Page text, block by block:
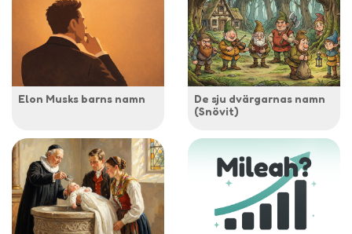
Elon Musks barns namn
De sju dvärgarnas namn
(Snövit)